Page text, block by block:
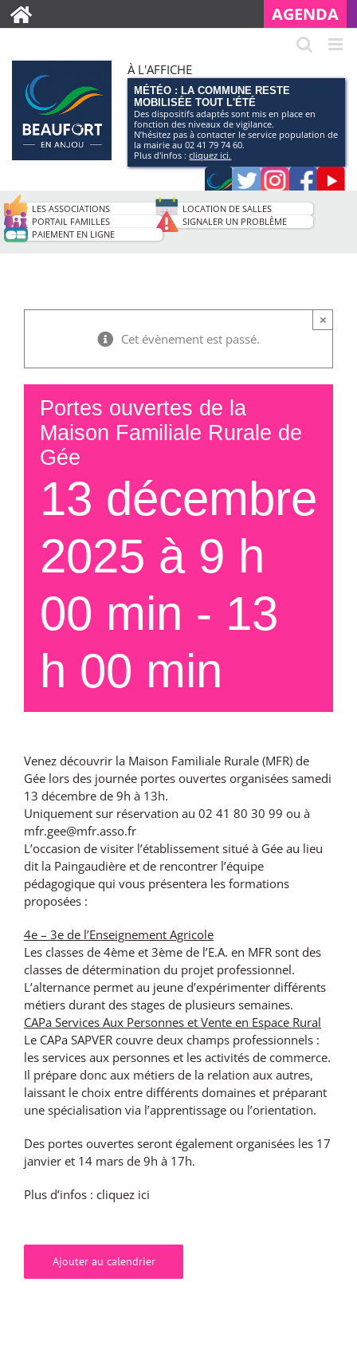
AGENDA
À L'AFFICHE
MÉTÉO : LA COMMUNE RESTE
MOBILISÉE TOUT L'ÉTÉ
Des dispositifs adaptés sont mis en place en
fonction des niveaux de vigilance.
N’hésitez pas à contacter le service population de
la mairie au 02 41 79 74 60.
Plus d'infos :cliquez ici.
Application
smartphone
de
TwitterInstagram
LES ASSOCIATIONS
LOCATION DE SALLES
PORTAIL FAMILLES
SIGNALER UN PROBLÈME
PAIEMENT EN LIGNE
Cet évènement est passé.
×
Portes ouvertes de la
Maison Familiale Rurale de
Gée
13 décembre
2025 à 9 h
00 min - 13
h 00 min
Venez découvrir la Maison Familiale Rurale (MFR) de
Gée lors des journée portes ouvertes organisées samedi
13 décembre de 9h à 13h.
Uniquement sur réservation au 02 41 80 30 99 ou à
mfr.gee@mfr.asso.fr
L’occasion de visiter l’établissement situé à Gée au lieu
dit la Paingaudière et de rencontrer l’équipe
pédagogique qui vous présentera les formations
proposées :
4e – 3e de l’Enseignement Agricole
Les classes de 4ème et 3ème de l’E.A. en MFR sont des
classes de détermination du projet professionnel.
L’alternance permet au jeune d’expérimenter différents
métiers durant des stages de plusieurs semaines.
CAPa Services Aux Personnes et Vente en Espace Rural
Le CAPa SAPVER couvre deux champs professionnels :
les services aux personnes et les activités de commerce.
Il prépare donc aux métiers de la relation aux autres,
laissant le choix entre différents domaines et préparant
une spécialisation via l’apprentissage ou l’orientation.
Des portes ouvertes seront également organisées les 17
janvier et 14 mars de 9h à 17h.
Plus d’infos : cliquez ici
Ajouter au calendrier